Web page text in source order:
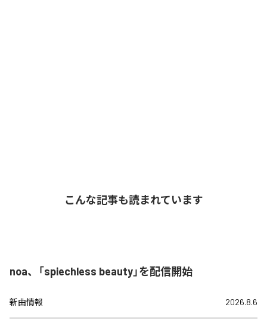
こんな記事も読まれています
noa、「spiechless beauty」を配信開始
新曲情報 2026.8.6